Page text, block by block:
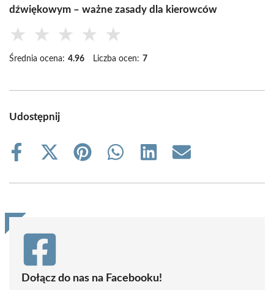
dźwiękowym – ważne zasady dla kierowców
★ ★ ★ ★ ★
Średnia ocena: 4.96 Liczba ocen: 7
Udostępnij
Share
Share
(Twitter)
Share
Share
Share
Share
Dołącz do nas na Facebooku!